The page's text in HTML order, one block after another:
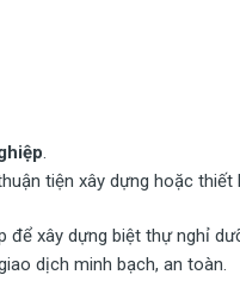
.
tiện xây dựng hoặc thiết
để xây dựng biệt thự nghỉ
dịch minh bạch, an toàn.